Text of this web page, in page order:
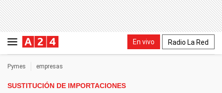
En vivo Radio La Red
Pymes empresas
SUSTITUCIÓN DE IMPORTACIONES